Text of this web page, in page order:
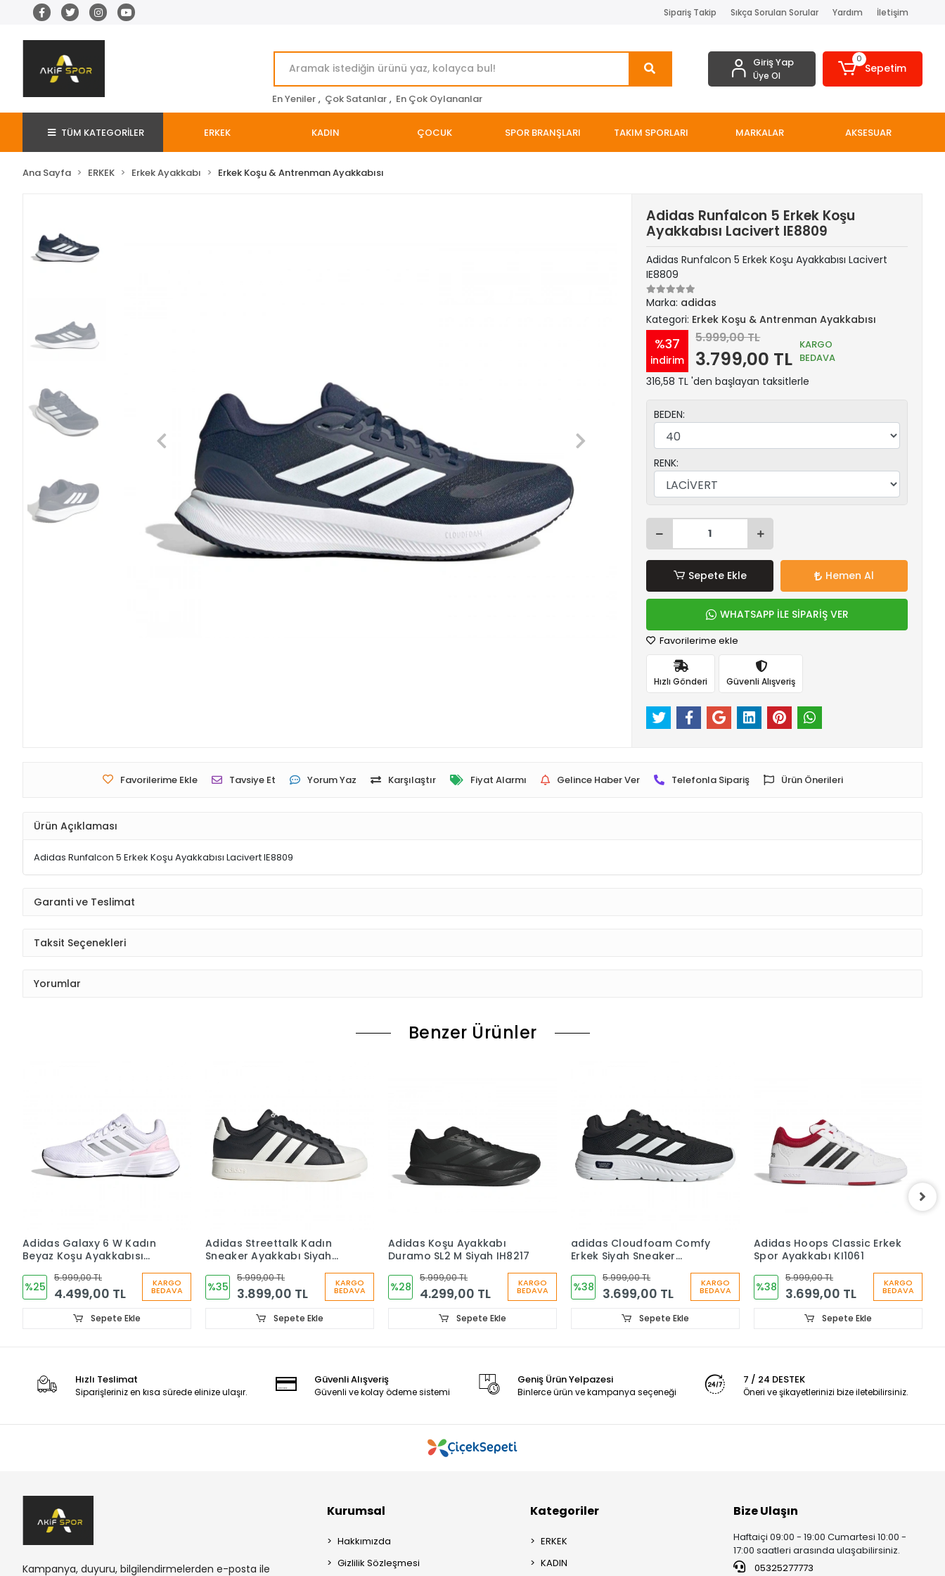
Sipariş Takip Sıkça Sorulan Sorular Yardım İletişim
En Yeniler , Çok Satanlar , En Çok Oylananlar
Giriş Yap
Üye Ol
0
Sepetim
TÜM KATEGORİLER ERKEK KADIN ÇOCUK SPOR BRANŞLARI TAKIM SPORLARI MARKALAR AKSESUAR
Ana Sayfa ERKEK Erkek Ayakkabı Erkek Koşu & Antrenman Ayakkabısı
Adidas Runfalcon 5 Erkek Koşu
Ayakkabısı Lacivert IE8809
Adidas Runfalcon 5 Erkek Koşu Ayakkabısı Lacivert
IE8809
Marka: adidas
Kategori: Erkek Koşu & Antrenman Ayakkabısı
%37
indirim
5.999,00 TL
3.799,00 TL
KARGO
BEDAVA
316,58 TL 'den başlayan taksitlerle
BEDEN:
RENK:
Sepete Ekle Hemen Al
WHATSAPP İLE SİPARİŞ VER
Favorilerime ekle
Hızlı Gönderi Güvenli Alışveriş
Favorilerime Ekle Tavsiye Et Yorum Yaz Karşılaştır Fiyat Alarmı Gelince Haber Ver Telefonla Sipariş Ürün Önerileri
Ürün Açıklaması
Adidas Runfalcon 5 Erkek Koşu Ayakkabısı Lacivert IE8809
Garanti ve Teslimat
Taksit Seçenekleri
Yorumlar
Benzer Ürünler
Adidas Galaxy 6 W Kadın
Beyaz Koşu Ayakkabısı
%25
5.999,00 TL
4.499,00 TL
KARGO
BEDAVA
Sepete Ekle
Adidas Streettalk Kadın
Sneaker Ayakkabı Siyah
%35
5.999,00 TL
3.899,00 TL
KARGO
BEDAVA
Sepete Ekle
Adidas Koşu Ayakkabı
Duramo SL2 M Siyah IH8217
%28
5.999,00 TL
4.299,00 TL
KARGO
BEDAVA
Sepete Ekle
adidas Cloudfoam Comfy
Erkek Siyah Sneaker
%38
5.999,00 TL
3.699,00 TL
KARGO
BEDAVA
Sepete Ekle
Adidas Hoops Classic Erkek
Spor Ayakkabı KI1061
%38
5.999,00 TL
3.699,00 TL
KARGO
BEDAVA
Sepete Ekle
Hızlı Teslimat
Siparişleriniz en kısa sürede elinize ulaşır.
Güvenli Alışveriş
Güvenli ve kolay ödeme sistemi
Geniş Ürün Yelpazesi
Binlerce ürün ve kampanya seçeneği
7 / 24 DESTEK
Öneri ve şikayetlerinizi bize iletebilirsiniz.
Kampanya, duyuru, bilgilendirmelerden e-posta ile
Kurumsal
Hakkımızda
Gizlilik Sözleşmesi
Kategoriler
ERKEK
KADIN
Bize Ulaşın
Haftaiçi 09:00 - 19:00 Cumartesi 10:00 -
17:00 saatleri arasında ulaşabilirsiniz.
05325277773